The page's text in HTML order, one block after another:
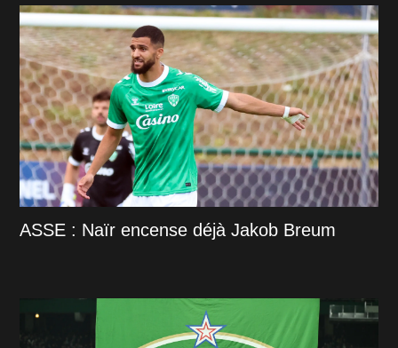
ASSE : Naïr encense déjà Jakob Breum